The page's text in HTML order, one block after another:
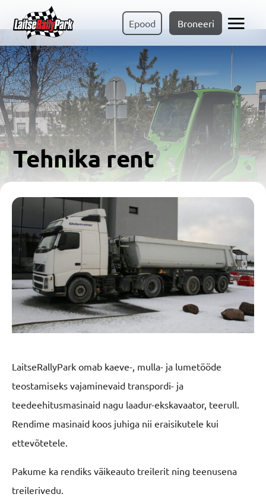
Epood Broneeri
Tehnika rent
LaitseRallyPark omab kaeve-, mulla- ja lumetööde
teostamiseks vajaminevaid transpordi- ja
teedeehitusmasinaid nagu laadur-ekskavaator, teerull.
Rendime masinaid koos juhiga nii eraisikutele kui
ettevõtetele.
Pakume ka rendiks väikeauto treilerit ning teenusena
treilerivedu.